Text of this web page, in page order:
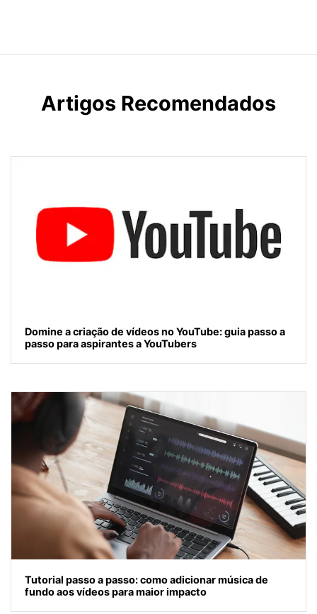
Artigos Recomendados
Domine a criação de vídeos no YouTube: guia passo a
passo para aspirantes a YouTubers
Tutorial passo a passo: como adicionar música de
fundo aos vídeos para maior impacto